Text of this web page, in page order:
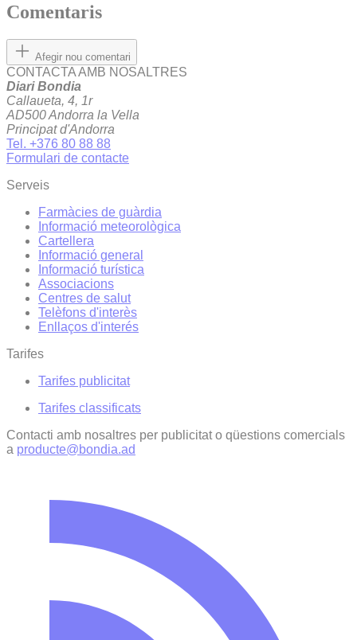
Comentaris
Afegir nou comentari
CONTACTA AMB NOSALTRES
Diari Bondia
Callaueta, 4, 1r
AD500 Andorra la Vella
Principat d'Andorra
Tel. +376 80 88 88
Formulari de contacte
Serveis
Farmàcies de guàrdia
Informació meteorològica
Cartellera
Informació general
Informació turística
Associacions
Centres de salut
Telèfons d'interès
Enllaços d'interés
Tarifes
Tarifes publicitat
Tarifes classificats
Contacti amb nosaltres per publicitat o qüestions comercials
a producte@bondia.ad